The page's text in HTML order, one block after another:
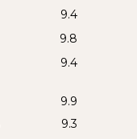
9.4
9.8
9.4
9.9
9.3